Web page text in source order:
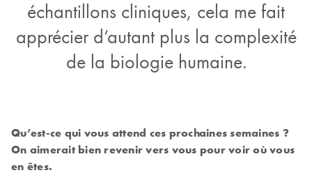
échantillons cliniques, cela me fait
apprécier d’autant plus la complexité
de la biologie humaine.
Qu’est-ce qui vous attend ces prochaines semaines ?
On aimerait bien revenir vers vous pour voir où vous
en êtes.